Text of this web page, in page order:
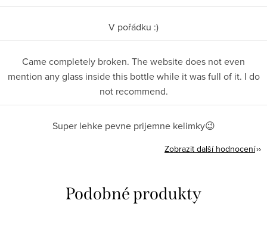
V pořádku :)
Came completely broken. The website does not even
mention any glass inside this bottle while it was full of it. I do
not recommend.
Super lehke pevne prijemne kelimky😉
Zobrazit další hodnocení